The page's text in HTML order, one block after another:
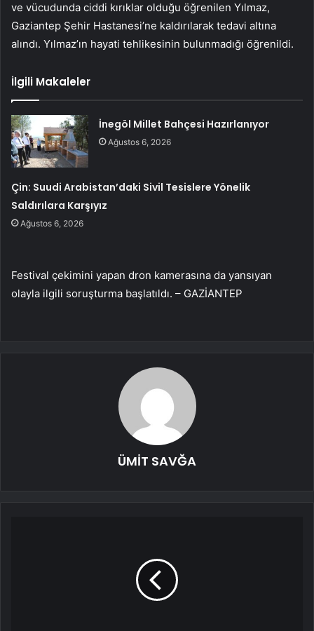
ve vücudunda ciddi kırıklar olduğu öğrenilen Yılmaz,
Gaziantep Şehir Hastanesi’ne kaldırılarak tedavi altına
alındı. Yılmaz’ın hayati tehlikesinin bulunmadığı öğrenildi.
İlgili Makaleler
İnegöl Millet Bahçesi Hazırlanıyor
Ağustos 6, 2026
Çin: Suudi Arabistan’daki Sivil Tesislere Yönelik
Saldırılara Karşıyız
Ağustos 6, 2026
Festival çekimini yapan dron kamerasına da yansıyan
olayla ilgili soruşturma başlatıldı. – GAZİANTEP
ÜMİT SAVĞA